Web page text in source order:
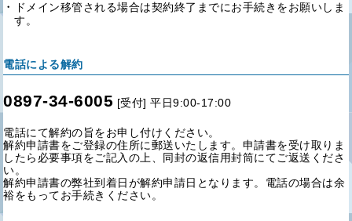
ドメイン移管される場合は契約終了までにお手続きをお願いしま
す。
電話による解約
0897-34-6005 [受付] 平日9:00-17:00
電話にて解約の旨をお申し付けください。
解約申請書をご登録の住所に郵送いたします。申請書を受け取りま
したら必要事項をご記入の上、同封の返信用封筒にてご返送くださ
い。
解約申請書の弊社到着日が解約申請日となります。電話の場合は余
裕をもってお手続きください。